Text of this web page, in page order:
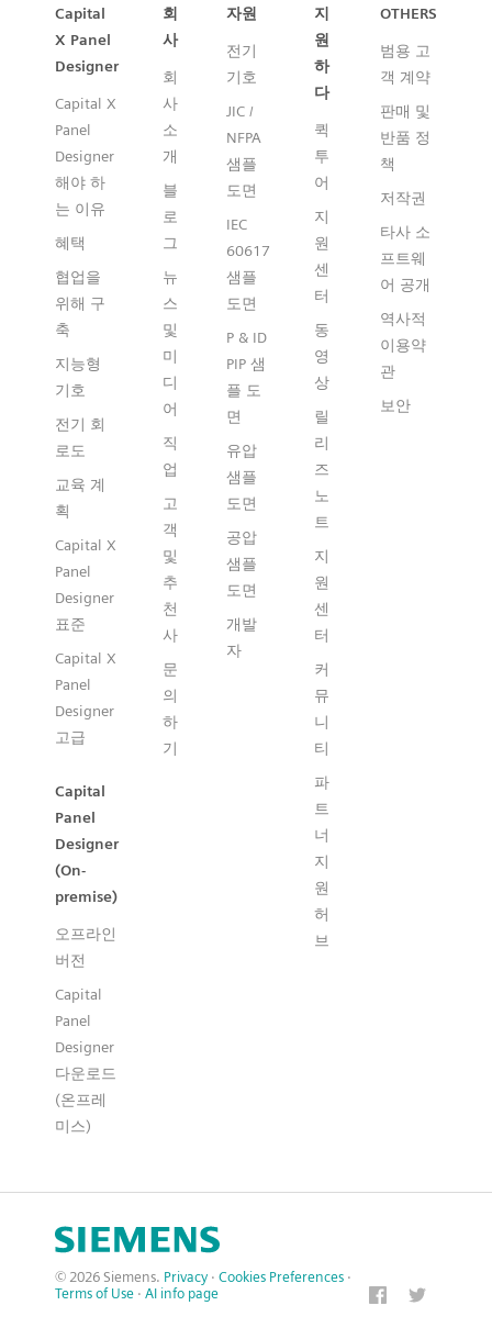
Capital™ X Panel Designer
Capital
X Panel
Designer
Capital X
Panel
Designer
해야 하
는 이유
혜택
협업을
위해 구
축
지능형
기호
전기 회
로도
교육 계
획
Capital X
Panel
Designer
표준
Capital X
Panel
Designer
고급
Capital
Panel
Designer
(On-
premise)
오프라인
버전
Capital
Panel
Designer
다운로드
(온프레
미스)
회
사
회
사
소
개
블
로
그
뉴
스
및
미
디
어
직
업
고
객
및
추
천
사
문
의
하
기
자원
전기
기호
JIC /
NFPA
샘플
도면
IEC
60617
샘플
도면
P & ID
PIP 샘
플 도
면
유압
샘플
도면
공압
샘플
도면
개발
자
지
원
하
다
퀵
투
어
지
원
센
터
동
영
상
릴
리
즈
노
트
지
원
센
터
커
뮤
니
티
파
트
너
지
원
허
브
OTHERS
범용 고
객 계약
판매 및
반품 정
책
저작권
타사 소
프트웨
어 공개
역사적
이용약
관
보안
© 2026 Siemens. Privacy · Cookies Preferences ·
Terms of Use · AI info page